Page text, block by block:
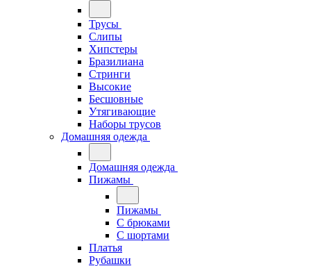
Трусы
Слипы
Хипстеры
Бразилиана
Стринги
Высокие
Бесшовные
Утягивающие
Наборы трусов
Домашняя одежда
Домашняя одежда
Пижамы
Пижамы
С брюками
С шортами
Платья
Рубашки